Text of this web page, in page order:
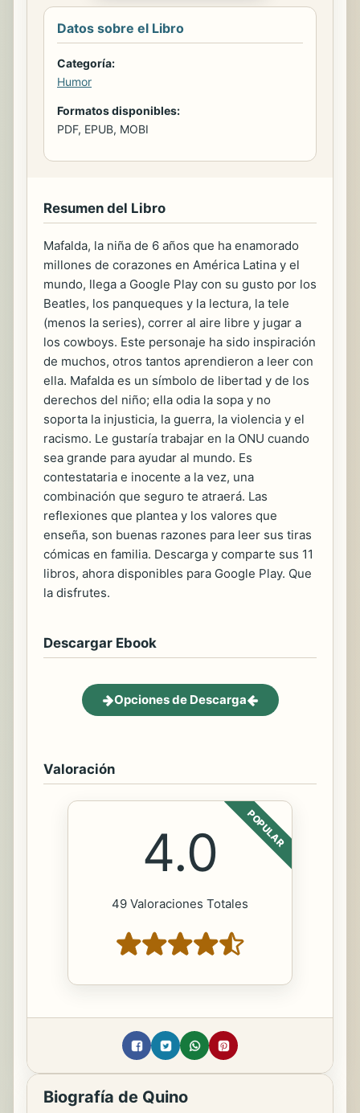
Datos sobre el Libro
Categoría:
Humor
Formatos disponibles:
PDF, EPUB, MOBI
Resumen del Libro
Mafalda, la niña de 6 años que ha enamorado
millones de corazones en América Latina y el
mundo, llega a Google Play con su gusto por los
Beatles, los panqueques y la lectura, la tele
(menos la series), correr al aire libre y jugar a
los cowboys. Este personaje ha sido inspiración
de muchos, otros tantos aprendieron a leer con
ella. Mafalda es un símbolo de libertad y de los
derechos del niño; ella odia la sopa y no
soporta la injusticia, la guerra, la violencia y el
racismo. Le gustaría trabajar en la ONU cuando
sea grande para ayudar al mundo. Es
contestataria e inocente a la vez, una
combinación que seguro te atraerá. Las
reflexiones que plantea y los valores que
enseña, son buenas razones para leer sus tiras
cómicas en familia. Descarga y comparte sus 11
libros, ahora disponibles para Google Play. Que
la disfrutes.
Descargar Ebook
Opciones de Descarga
Valoración
POPULAR
4.0
49 Valoraciones Totales
Biografía de Quino